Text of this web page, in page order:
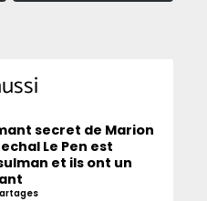
secret de Marion
Le Pen est
et ils ont un